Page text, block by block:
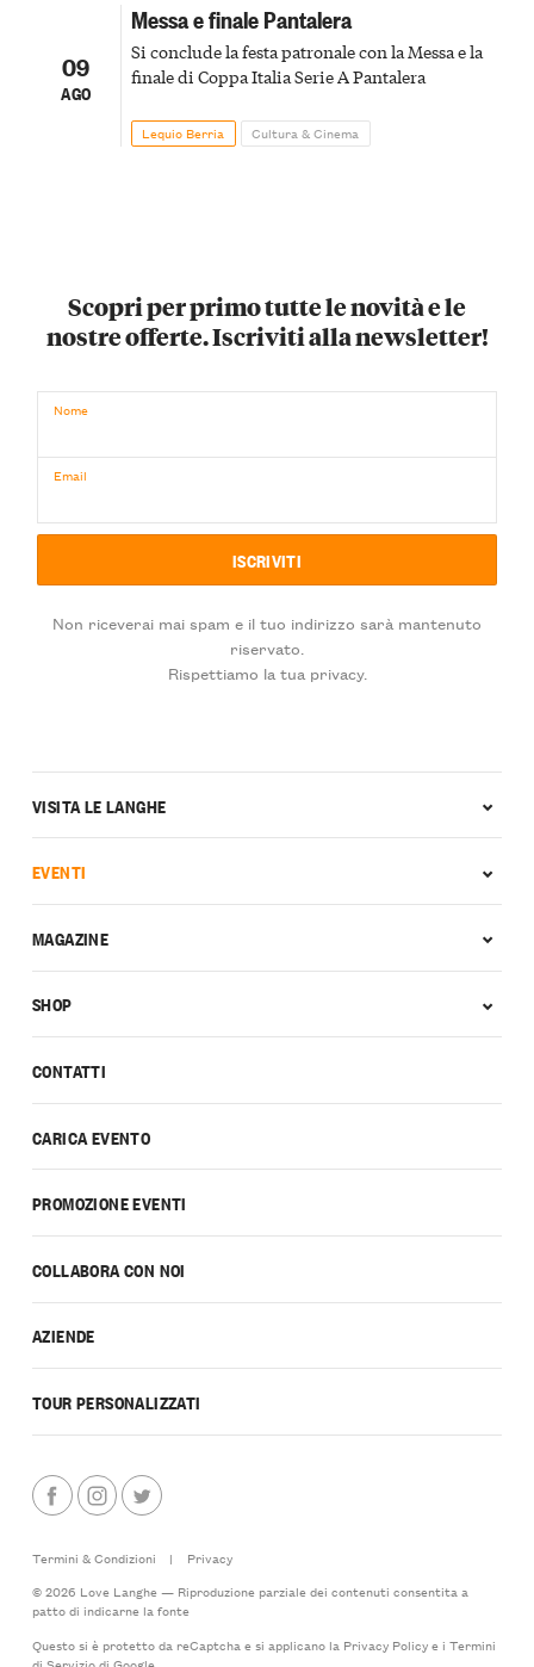
09
AGO
Messa e finale Pantalera
Si conclude la festa patronale con la Messa e la
finale di Coppa Italia Serie A Pantalera
Lequio Berria Cultura & Cinema
Scopri per primo tutte le novità e le
nostre offerte. Iscriviti alla newsletter!
Nome
Email
Non riceverai mai spam e il tuo indirizzo sarà mantenuto
riservato.
Rispettiamo la tua privacy.
CONTATTI
CARICA EVENTO
PROMOZIONE EVENTI
COLLABORA CON NOI
AZIENDE
TOUR PERSONALIZZATI
VISITA LE LANGHE
EVENTI
MAGAZINE
SHOP
Termini & Condizioni |
Privacy
© 2026 Love Langhe — Riproduzione parziale dei contenuti consentita a
patto di indicarne la fonte
Questo si è protetto da reCaptcha e si applicano la Privacy Policye i Termini